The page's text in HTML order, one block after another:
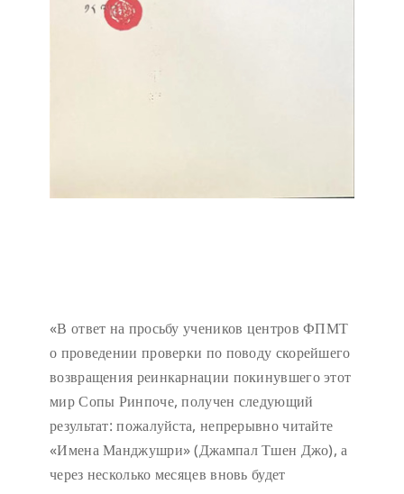
«В ответ на просьбу учеников центров ФПМТ
о проведении проверки по поводу скорейшего
возвращения реинкарнации покинувшего этот
мир Сопы Ринпоче, получен следующий
результат: пожалуйста, непрерывно читайте
«Имена Манджушри» (Джампал Тшен Джо), а
через несколько месяцев вновь будет